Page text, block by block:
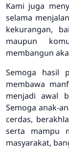
Kami juga
selama
kekurangan,
maupun
membangun
Semoga hasil
membawa
menjadi awal
Semoga anak-
cerdas,
serta mampu
masyarakat,